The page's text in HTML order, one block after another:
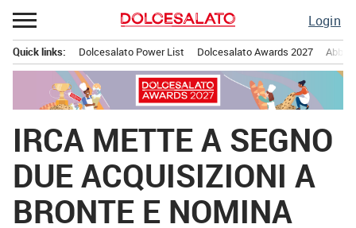
Passa
al
contenuto
Login
principale
Quick links: Dolcesalato Power List Dolcesalato Awards 2027
IRCA METTE A SEGNO
DUE ACQUISIZIONI A
BRONTE E NOMINA